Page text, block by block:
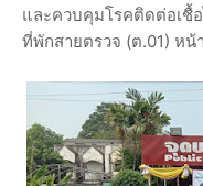
และควบคุมโรคติดต่อเชื้
ที่พักสายตรวจ (ต.01) หน้